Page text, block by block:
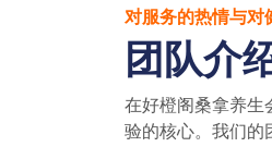
对服务的热情与对
团队介
在好橙阁桑拿养生
验的核心。我们的